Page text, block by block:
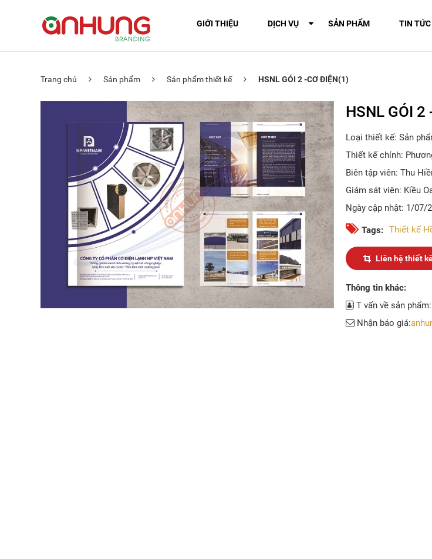
GIỚI THIỆU DỊCH VỤ SẢN PHẨM TIN TỨC
Trang chủ Sản phẩm Sản phẩm thiết kế HSNL GÓI 2 -CƠ ĐIỆN(1)
HSNL GÓI 2
Loại thiết kế: Sản
Thiết kế chính:
Biên tập viên: Thu
Giám sát viên: Kiều
Ngày cập nhật: 1/07/
Tags: Thiết kế
Liên hệ thiết
Thông tin khác:
T vấn về sản phẩm:
Nhận báo giá: